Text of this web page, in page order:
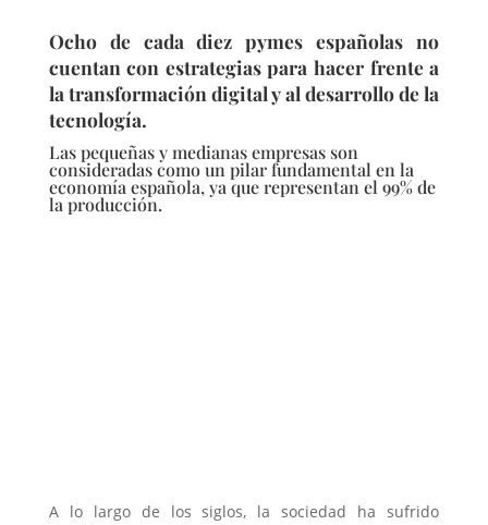
Ocho de cada diez pymes españolas no
cuentan con estrategias para hacer frente a
la transformación digital y al desarrollo de la
tecnología.
Las pequeñas y medianas empresas son
consideradas como un pilar fundamental en la
economía española, ya que representan el 99% de
la producción.
A lo largo de los siglos, la sociedad ha sufrido